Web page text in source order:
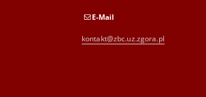
E-Mail
kontakt@zbc.uz.zgora.pl